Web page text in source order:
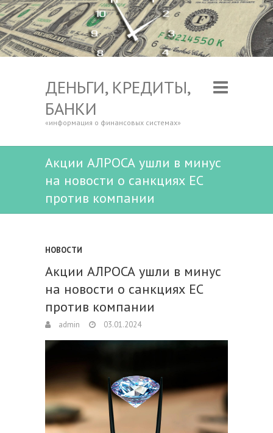
ДЕНЬГИ, КРЕДИТЫ,
БАНКИ
«информация о финансовых системах»
Акции АЛРОСА ушли в минус
на новости о санкциях ЕС
против компании
НОВОСТИ
Акции АЛРОСА ушли в минус
на новости о санкциях ЕС
против компании
admin 03.01.2024